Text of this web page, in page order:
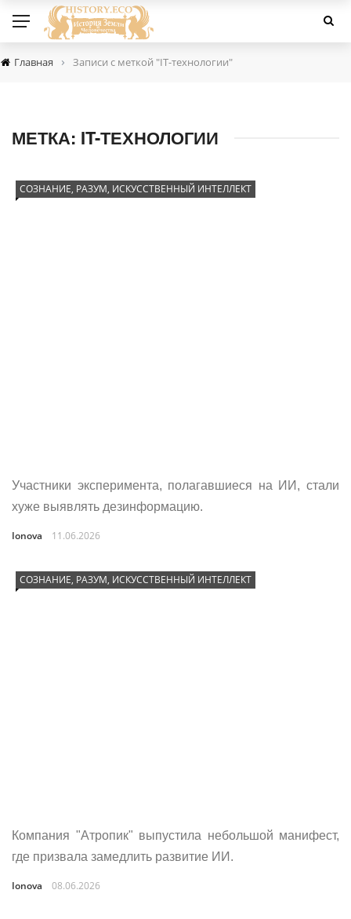
Главная › Записи с меткой "IT-технологии"
МЕТКА: IT-ТЕХНОЛОГИИ
СОЗНАНИЕ, РАЗУМ, ИСКУССТВЕННЫЙ ИНТЕЛЛЕКТ
Участники эксперимента, полагавшиеся на ИИ, стали
хуже выявлять дезинформацию.
Ionova 11.06.2026
СОЗНАНИЕ, РАЗУМ, ИСКУССТВЕННЫЙ ИНТЕЛЛЕКТ
Компания "Атропик" выпустила небольшой манифест,
где призвала замедлить развитие ИИ.
Ionova 08.06.2026